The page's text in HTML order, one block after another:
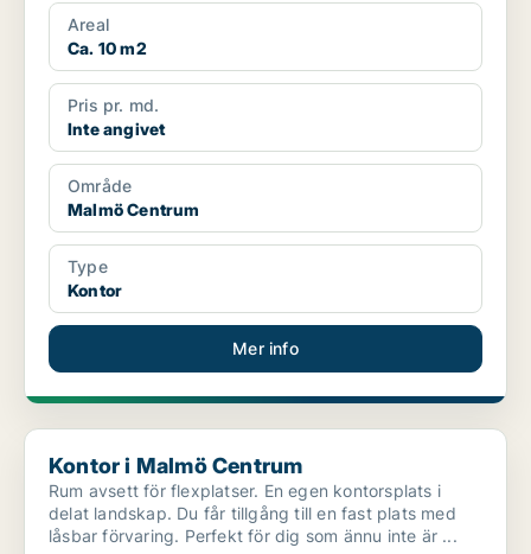
Areal
Ca. 10 m2
Pris pr. md.
Inte angivet
Område
Malmö Centrum
Type
Kontor
Mer info
Kontor i Malmö Centrum
Kontor i Malmö Centrum
Rum avsett för flexplatser. En egen kontorsplats i
delat landskap. Du får tillgång till en fast plats med
låsbar förvaring. Perfekt för dig som ännu inte är ...